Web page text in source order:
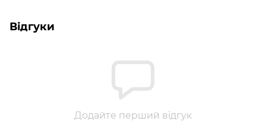
Відгуки
Додайте перший відгук